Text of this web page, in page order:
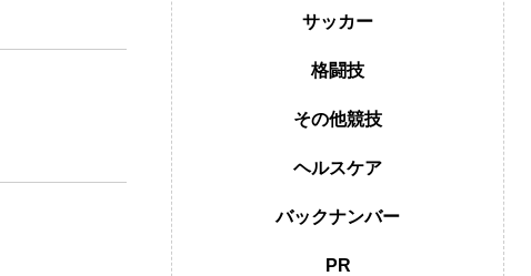
サッカー
格闘技
その他競技
ヘルスケア
バックナンバー
PR